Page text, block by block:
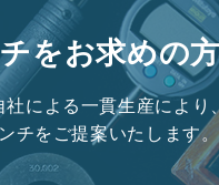
をお求めの
による一貫生産によ
チをご提案いたします